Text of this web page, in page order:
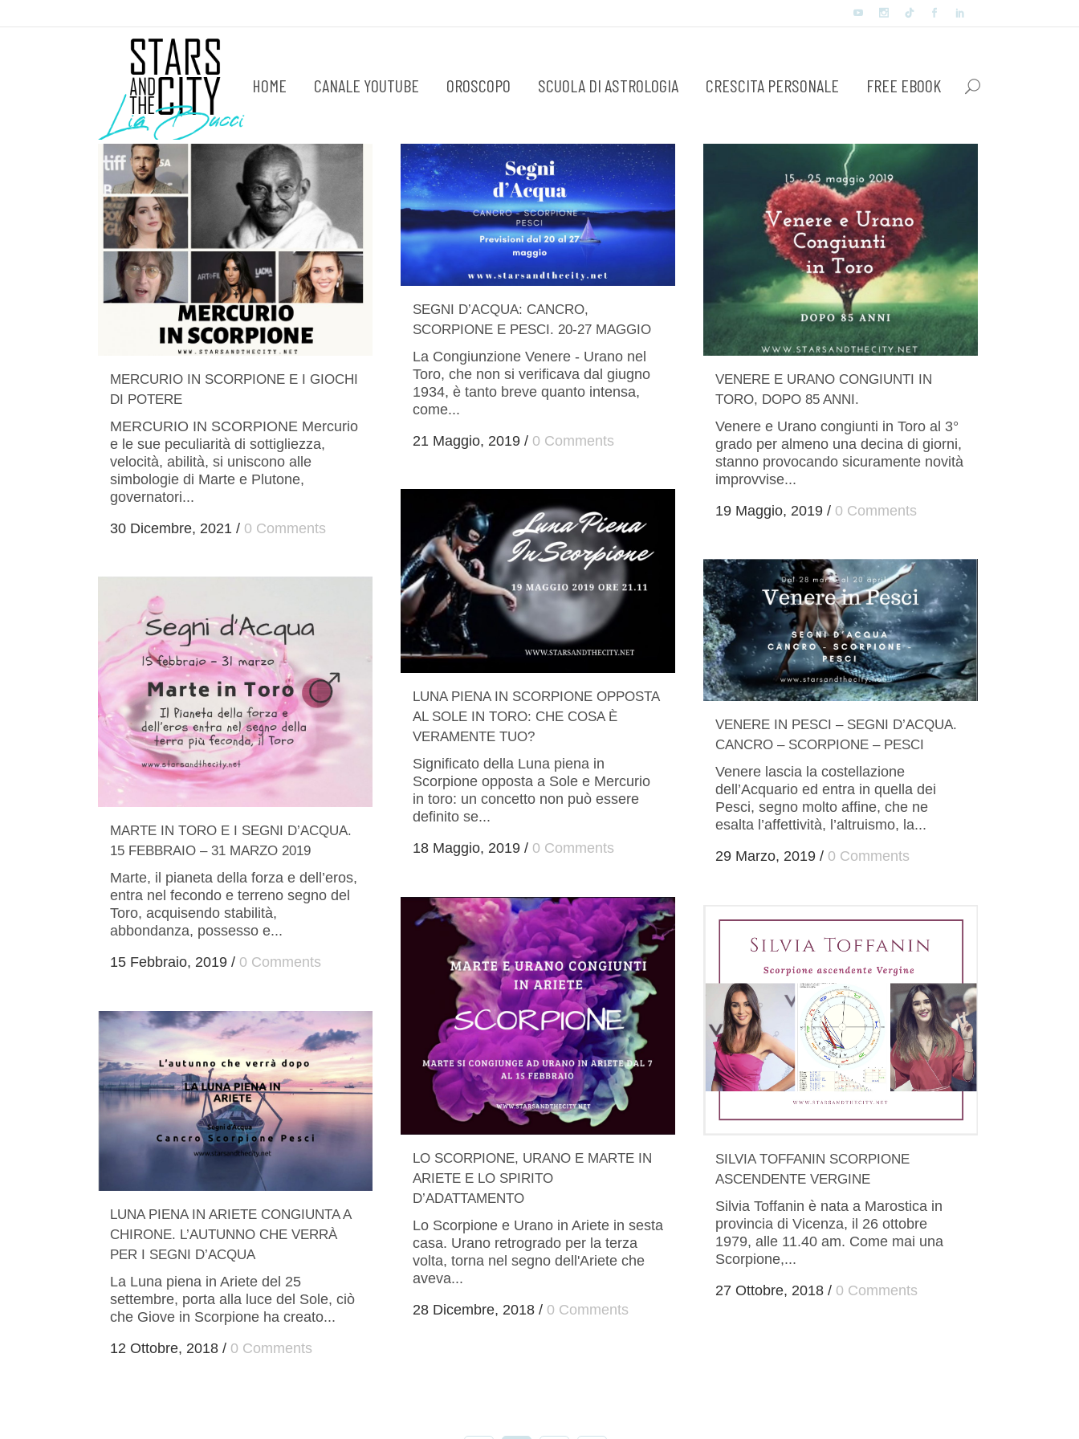
HOME CANALE YOUTUBE OROSCOPO SCUOLA DI ASTROLOGIA CRESCITA PERSONALE FREE EBOOK
MERCURIO IN SCORPIONE E I GIOCHI
DI POTERE
MERCURIO IN SCORPIONE Mercurio
e le sue peculiarità di sottigliezza,
velocità, abilità, si uniscono alle
simbologie di Marte e Plutone,
governatori...
30 Dicembre, 2021 / 0 Comments
SEGNI D’ACQUA: CANCRO,
SCORPIONE E PESCI. 20-27 MAGGIO
La Congiunzione Venere - Urano nel
Toro, che non si verificava dal giugno
1934, è tanto breve quanto intensa,
come...
21 Maggio, 2019 / 0 Comments
VENERE E URANO CONGIUNTI IN
TORO, DOPO 85 ANNI.
Venere e Urano congiunti in Toro al 3°
grado per almeno una decina di giorni,
stanno provocando sicuramente novità
improvvise...
19 Maggio, 2019 / 0 Comments
LUNA PIENA IN SCORPIONE OPPOSTA
AL SOLE IN TORO: CHE COSA È
VERAMENTE TUO?
Significato della Luna piena in
Scorpione opposta a Sole e Mercurio
in toro: un concetto non può essere
definito se...
18 Maggio, 2019 / 0 Comments
VENERE IN PESCI – SEGNI D’ACQUA.
CANCRO – SCORPIONE – PESCI
Venere lascia la costellazione
dell’Acquario ed entra in quella dei
Pesci, segno molto affine, che ne
esalta l’affettività, l’altruismo, la...
29 Marzo, 2019 / 0 Comments
MARTE IN TORO E I SEGNI D’ACQUA.
15 FEBBRAIO – 31 MARZO 2019
Marte, il pianeta della forza e dell’eros,
entra nel fecondo e terreno segno del
Toro, acquisendo stabilità,
abbondanza, possesso e...
15 Febbraio, 2019 / 0 Comments
LO SCORPIONE, URANO E MARTE IN
ARIETE E LO SPIRITO
D’ADATTAMENTO
Lo Scorpione e Urano in Ariete in sesta
casa. Urano retrogrado per la terza
volta, torna nel segno dell'Ariete che
aveva...
28 Dicembre, 2018 / 0 Comments
SILVIA TOFFANIN SCORPIONE
ASCENDENTE VERGINE
Silvia Toffanin è nata a Marostica in
provincia di Vicenza, il 26 ottobre
1979, alle 11.40 am. Come mai una
Scorpione,...
27 Ottobre, 2018 / 0 Comments
LUNA PIENA IN ARIETE CONGIUNTA A
CHIRONE. L’AUTUNNO CHE VERRÀ
PER I SEGNI D’ACQUA
La Luna piena in Ariete del 25
settembre, porta alla luce del Sole, ciò
che Giove in Scorpione ha creato...
12 Ottobre, 2018 / 0 Comments